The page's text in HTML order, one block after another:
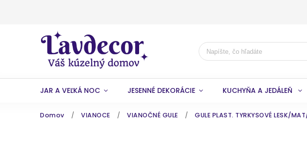
JAR A VEĽKÁ NOC JESENNÉ DEKORÁCIE KUCHYŇA A JEDÁLEŇ
Domov / VIANOCE / VIANOČNÉ GULE / GULE PLAST. TYRKYSOVÉ LESK/